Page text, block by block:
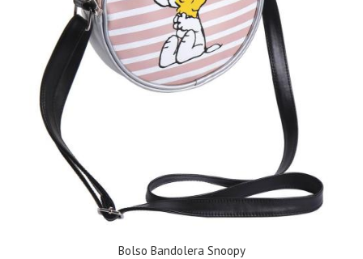
Bolso Bandolera Snoopy